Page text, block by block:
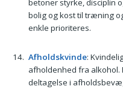
betoner styrke, disciplin
bolig og kost til træning
enkle prioriteres.
Afholdskvinde:
afholdenhed fra alkohol.
deltagelse i